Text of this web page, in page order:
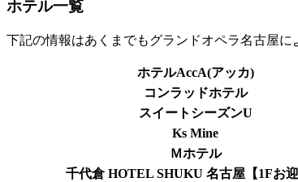
ホテル一覧
下記の情報はあくまでもグランドオペラ名古屋
ホテルAccA(アッカ)
コンラッドホテル
スイートシーズンU
Ks Mine
Ｍホテル
千代倉 HOTEL SHUKU 名古屋【1Fお迎